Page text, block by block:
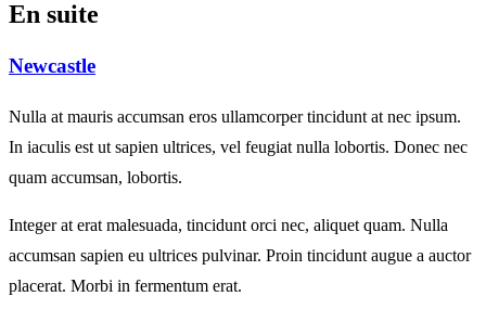
En suite
Newcastle
Nulla at mauris accumsan eros ullamcorper tincidunt at nec ipsum.
In iaculis est ut sapien ultrices, vel feugiat nulla lobortis. Donec nec
quam accumsan, lobortis.
Integer at erat malesuada, tincidunt orci nec, aliquet quam. Nulla
accumsan sapien eu ultrices pulvinar. Proin tincidunt augue a auctor
placerat. Morbi in fermentum erat.